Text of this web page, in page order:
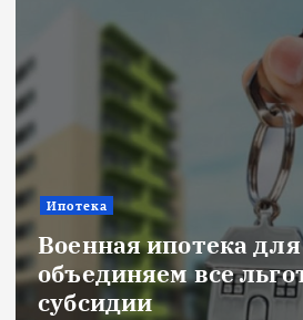
Ипотека
Военная ипотека
объединяем все
субсидии